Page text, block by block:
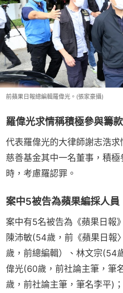
前蘋果日報總編輯羅偉光。(張家豪攝)
羅偉光求情稱積極參與籌款
代表羅偉光的大律師謝志浩
慈善基金其中一名董事，積極
時，考慮羅認罪。
案中5被告為蘋果編採人員
案中有5名被告為《蘋果日報
陳沛敏(54歲，前《蘋果日報
歲，前總編輯）、林文宗(54
偉光(60歲，前社論主筆，筆
歲，前社論主筆，筆名李平)